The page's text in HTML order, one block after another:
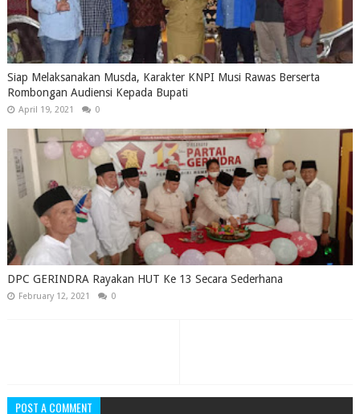
Siap Melaksanakan Musda, Karakter KNPI Musi Rawas Berserta
Rombongan Audiensi Kepada Bupati
April 19, 2021 0
DPC GERINDRA Rayakan HUT Ke 13 Secara Sederhana
February 12, 2021 0
POST A COMMENT